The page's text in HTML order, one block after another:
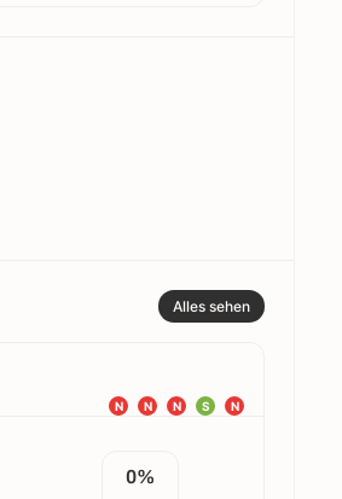
Alles sehen
N
S
N
N
N
0%